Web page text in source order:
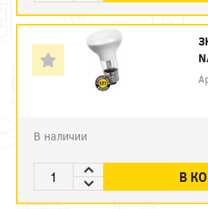
В наличии
В